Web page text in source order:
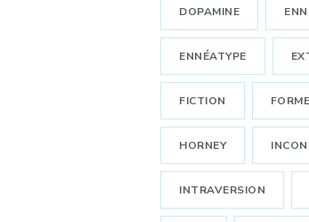
DOPAMINE
ENNÉATYPE
FICTION FORME
HORNEY
INTRAVERSION